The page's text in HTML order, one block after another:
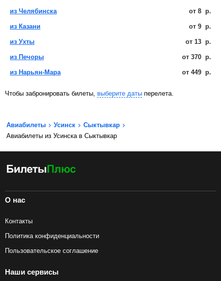
из Челябинска от 8 р.
из Казани от 9 р.
из Ухты от 13 р.
из Печоры от 370 р.
из Нарьян-Мара от 449 р.
Чтобы забронировать билеты, выберите даты перелета.
Авиабилеты Усинск
Сыктывкар
Авиабилеты из Усинска в Сыктывкар
О нас
Контакты
Политика конфиденциальности
Пользовательское соглашение
Наши сервисы